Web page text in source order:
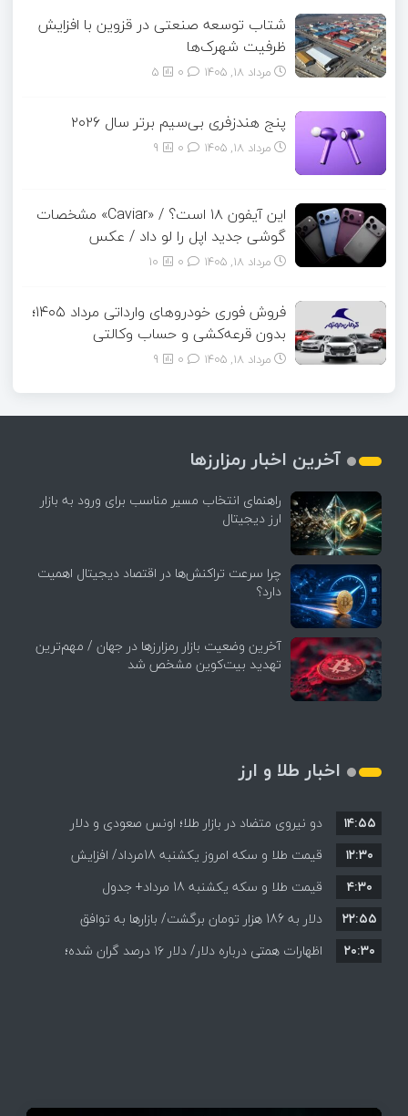
شتاب توسعه صنعتی در قزوین با افزایش
ظرفیت شهرک‌ها
مرداد ۱۸, ۱۴۰۵ 5
پنج هندزفری بی‌سیم برتر سال ۲۰۲۶
مرداد ۱۸, ۱۴۰۵ 9
این آیفون ۱۸ است؟ / «Caviar» مشخصات
گوشی جدید اپل را لو داد / عکس
مرداد ۱۸, ۱۴۰۵ 10
فروش فوری خودروهای وارداتی مرداد ۱۴۰۵؛
بدون قرعه‌کشی و حساب وکالتی
مرداد ۱۸, ۱۴۰۵ 9
آخرین اخبار رمزارزها
راهنمای انتخاب مسیر مناسب برای ورود به بازار
ارز دیجیتال
چرا سرعت تراکنش‌ها در اقتصاد دیجیتال اهمیت
دارد؟
آخرین وضعیت بازار رمزارزها در جهان / مهم‌ترین
تهدید بیت‌کوین مشخص شد
اخبار طلا و ارز
دو نیروی متضاد در بازار طلا؛ اونس صعودی و دلار
نزولی
۱۴:۵۵
قیمت طلا و سکه امروز یکشنبه 18مرداد/ افزایش
قیمت ها + جدول و جزئیات
۱۲:۳۰
قیمت طلا و سکه یکشنبه 18 مرداد+ جدول
۴:۳۰
دلار به 186 هزار تومان برگشت/ بازارها به توافق
احتمالی هرمز چه واکنشی نشان دادند؟
۲۲:۵۵
اظهارات همتی درباره دلار/ دلار ۱۶ درصد گران شده؛
۲۰:۳۰